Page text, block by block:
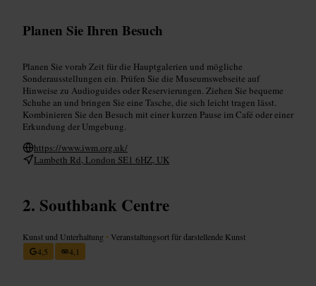
Planen Sie Ihren Besuch
Planen Sie vorab Zeit für die Hauptgalerien und mögliche
Sonderausstellungen ein. Prüfen Sie die Museumswebseite auf
Hinweise zu Audioguides oder Reservierungen. Ziehen Sie bequeme
Schuhe an und bringen Sie eine Tasche, die sich leicht tragen lässt.
Kombinieren Sie den Besuch mit einer kurzen Pause im Café oder einer
Erkundung der Umgebung.
https://www.iwm.org.uk/
Lambeth Rd, London SE1 6HZ, UK
Southbank Centre
Kunst und Unterhaltung • Veranstaltungsort für darstellende Kunst
4,5
4,1